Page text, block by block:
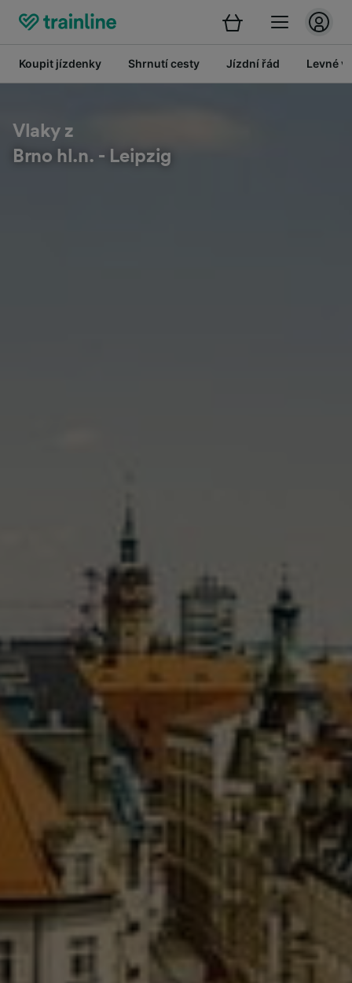
Koupit jízdenky Shrnutí cesty Jízdní řád Levné
Vlaky z
Brno hl.n. - Leipzig